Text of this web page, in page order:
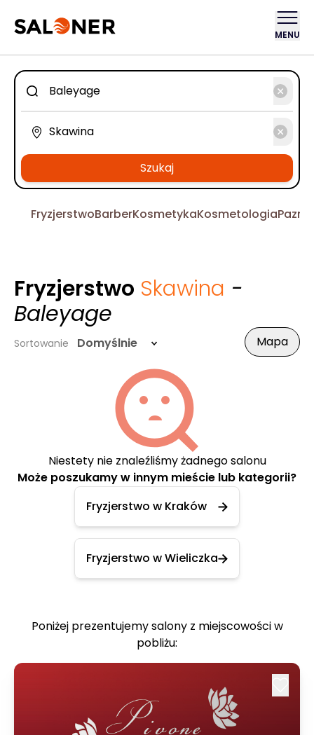
MENU
Szukaj
FryzjerstwoBarberKosmetykaKosmetologia
Fryzjerstwo Skawina -
Baleyage
Sortowanie Domyślnie Mapa
Niestety nie znaleźliśmy żadnego salonu
Może poszukamy w innym mieście lub kategorii?
Fryzjerstwo w Kraków
Fryzjerstwo w Wieliczka
Poniżej prezentujemy salony z miejscowości w
pobliżu: